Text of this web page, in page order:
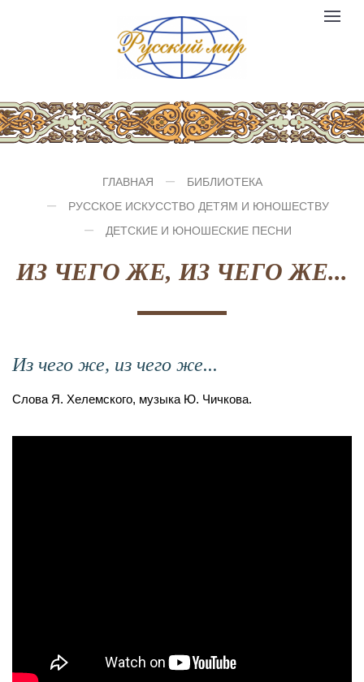
Компания
logo
Toggle
ГЛАВНАЯ
БИБЛИОТЕКА
РУССКОЕ ИСКУССТВО ДЕТЯМ И ЮНОШЕСТВУ
ДЕТСКИЕ И ЮНОШЕСКИЕ ПЕСНИ
ИЗ ЧЕГО ЖЕ, ИЗ ЧЕГО ЖЕ...
Из чего же, из чего же...
Слова Я. Хелемского, музыка Ю. Чичкова.